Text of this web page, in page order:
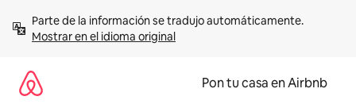
contenidoMostrar en el idioma original
Pon tu casa en Airbnb